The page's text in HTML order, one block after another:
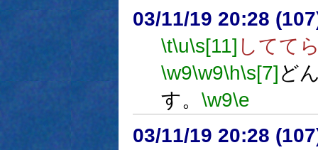
03/11/19 20:28
\t\u\s[11] してて
\w9\w9\h\s[7]ど
す。 \w9\e
03/11/19 20:28